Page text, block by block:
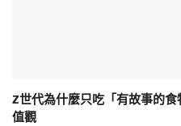
Z世代為什麼只吃「有故事的
值觀